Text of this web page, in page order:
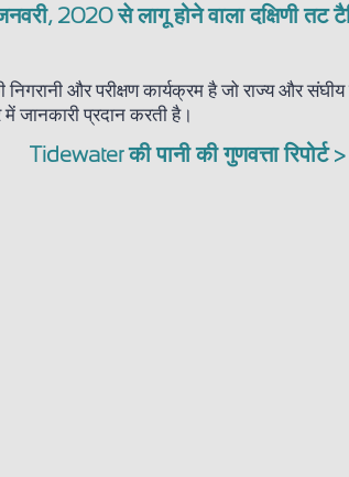
2020 से लागू होने वाला दक्षिणी तट
और परीक्षण कार्यक्रम है जो राज्य और
में जानकारी प्रदान करती है।
Tidewater की पानी की गुणवत्ता रिपोर्ट